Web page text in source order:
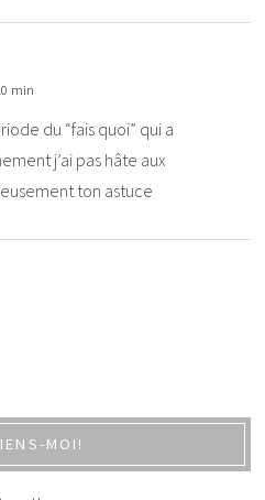
min
du “fais quoi” qui a
j’ai pas hâte aux
ton astuce
MOI!